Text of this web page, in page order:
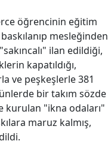
öğrencinin eğitim
mesleğinden
ilan edildiği,
kapatıldığı,
ve peşkeşlerle 381
bir takım sözde
kurulan "ikna odaları"
maruz kalmış,